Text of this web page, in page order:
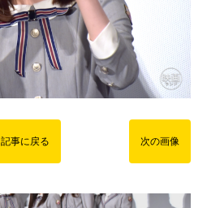
記事に戻る 次の画像